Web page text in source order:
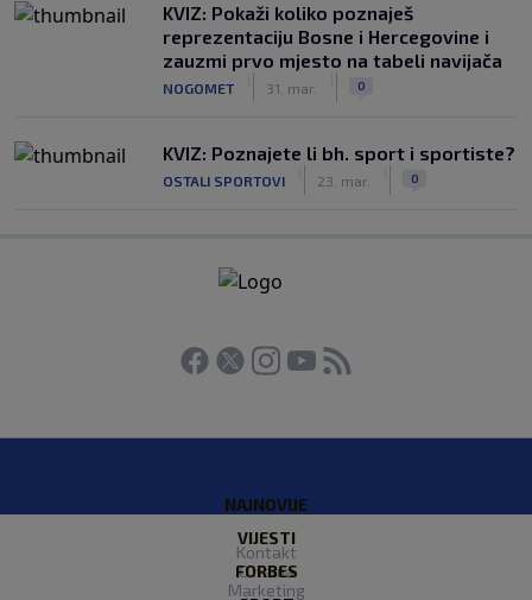
KVIZ: Pokaži koliko poznaješ
reprezentaciju Bosne i Hercegovine i
zauzmi prvo mjesto na tabeli navijača
NOGOMET 31. mar. 0
KVIZ: Poznajete li bh. sport i sportiste?
OSTALI SPORTOVI 23. mar. 0
NAJNOVIJE
VIJESTI
FORBES
Kontakt
O nama
Marketing